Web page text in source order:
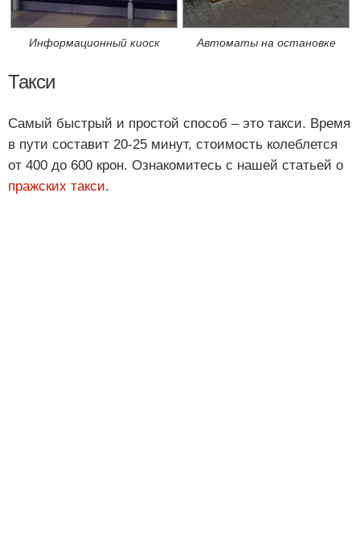
Информационный киоск Автоматы на остановке
Такси
Самый быстрый и простой способ – это такси. Время
в пути составит 20-25 минут, стоимость колеблется
от 400 до 600 крон. Ознакомитесь с нашей статьей о
пражских такси.